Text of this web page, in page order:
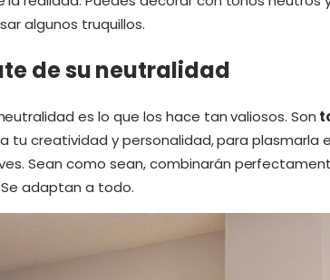
algunos truquillos.
de su neutralidad
es lo que los hace tan valiosos. Son
tu creatividad y personalidad, para plasmarla
Sean como sean, combinarán
adaptan a todo.